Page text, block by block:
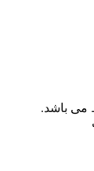
می باشد.